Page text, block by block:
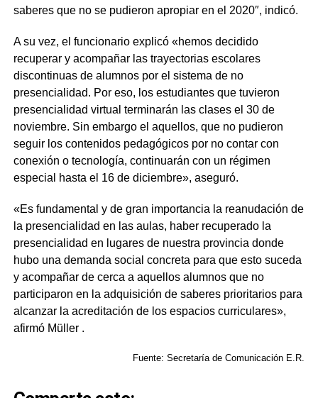
saberes que no se pudieron apropiar en el 2020″, indicó.
A su vez, el funcionario explicó «hemos decidido
recuperar y acompañar las trayectorias escolares
discontinuas de alumnos por el sistema de no
presencialidad. Por eso, los estudiantes que tuvieron
presencialidad virtual terminarán las clases el 30 de
noviembre. Sin embargo el aquellos, que no pudieron
seguir los contenidos pedagógicos por no contar con
conexión o tecnología, continuarán con un régimen
especial hasta el 16 de diciembre», aseguró.
«Es fundamental y de gran importancia la reanudación de
la presencialidad en las aulas, haber recuperado la
presencialidad en lugares de nuestra provincia donde
hubo una demanda social concreta para que esto suceda
y acompañar de cerca a aquellos alumnos que no
participaron en la adquisición de saberes prioritarios para
alcanzar la acreditación de los espacios curriculares»,
afirmó Müller .
Fuente: Secretaría de Comunicación E.R.